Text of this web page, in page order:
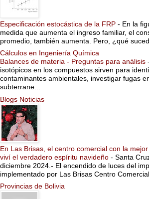
Especificación estocástica de la FRP - En la
medida que aumenta el ingreso familiar, el
promedio, también aumenta. Pero, ¿qué
Cálculos en Ingeniería Química
Balances de materia - Preguntas para análisis -
isotópicos en los compuestos sirven para
contaminantes ambientales, investigar fugas
subterrane...
Blogs Noticias
En Las Brisas, el centro comercial con la
viví el verdadero espíritu navideño - Santa
diciembre 2024.- El encendido de luces del
implementado por Las Brisas Centro
Provincias de Bolivia